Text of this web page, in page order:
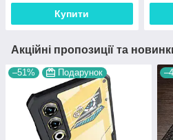
Купити
Акційні пропозиції та
–51% Подарунок